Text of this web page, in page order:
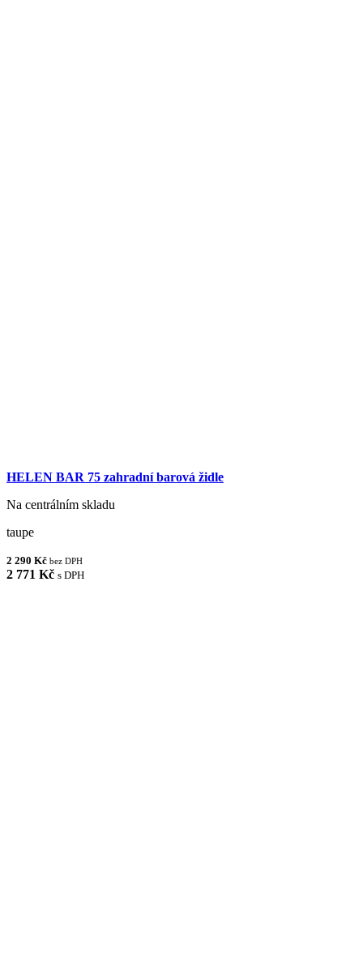
HELEN BAR 75 zahradní barová židle
Na centrálním skladu
taupe
2 290 Kč bez DPH
2 771 Kč s DPH